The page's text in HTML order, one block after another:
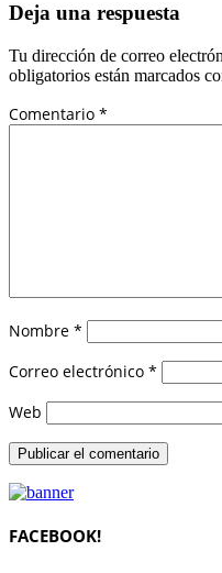
Deja una respuesta
Tu dirección de correo
obligatorios están marcados
Comentario *
Nombre *
Correo electrónico *
Web
FACEBOOK!